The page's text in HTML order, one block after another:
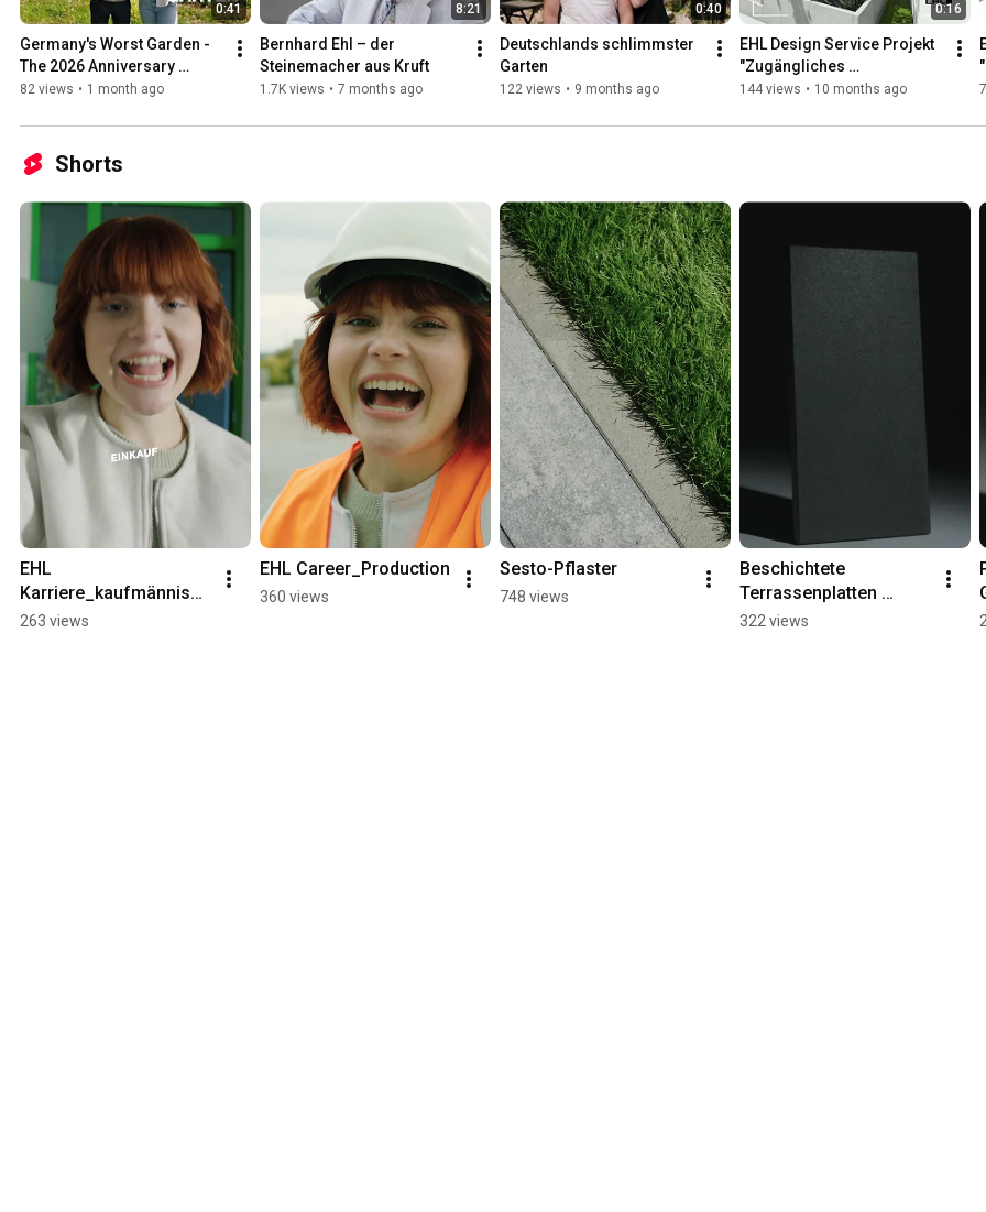
0:41
Germany's Worst Garden -
The 2026 Anniversary
Makeover - Before
82 views • 1 month ago
8:21
Bernhard Ehl – der
Steinemacher aus Kruft
1.7K views • 7 months ago
0:40
Deutschlands schlimmster
Garten
122 views • 9 months ago
0:16
EHL Design Service Projekt
"Zugängliches
Gartenparadies"
144 views • 10 months ago
Shorts
EHL
Karriere_kaufmännisch
er Bereich
263 views
EHL Career_Production
360 views
Sesto-Pflaster
748 views
Beschichtete
Terrassenplatten
Terratum mit 10 Jahren
322 views